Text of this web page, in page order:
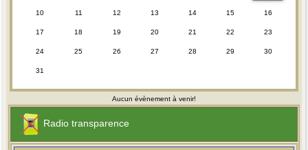
10 11 12 13 14 15 16
17 18 19 20 21 22 23
24 25 26 27 28 29 30
31
Aucun évènement à venir!
Radio transparence